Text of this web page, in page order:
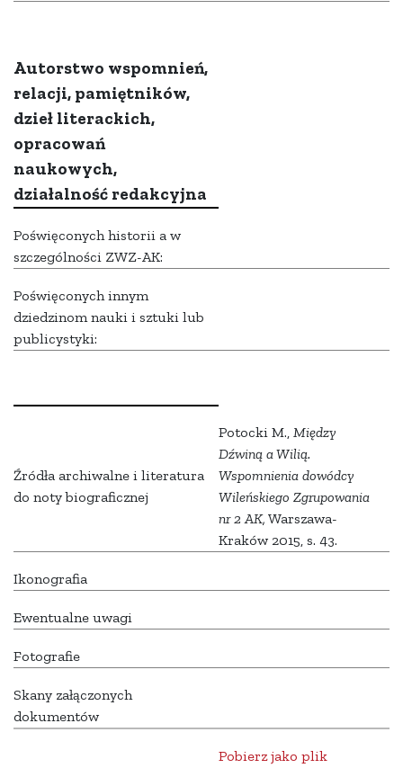
Autorstwo wspomnień,
relacji, pamiętników,
dzieł literackich,
opracowań
naukowych,
działalność redakcyjna
Poświęconych historii a w
szczególności ZWZ-AK:
Poświęconych innym
dziedzinom nauki i sztuki lub
publicystyki:
Źródła archiwalne i literatura
do noty biograficznej
Potocki M., Między
Dźwiną a Wilią.
Wspomnienia dowódcy
Wileńskiego Zgrupowania
nr 2 AK, Warszawa-
Kraków 2015, s. 43.
Ikonografia
Ewentualne uwagi
Fotografie
Skany załączonych
dokumentów
Pobierz jako plik